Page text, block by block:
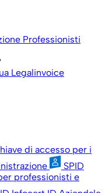
Professionisti
Legalinvoice
di accesso per i
SPID
professionisti e